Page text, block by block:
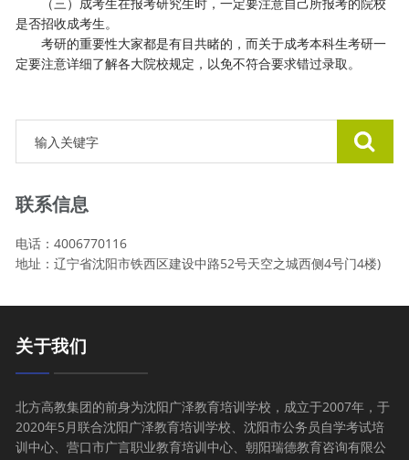
（三）成考生在报考研究生时，一定要注意自己所报考的院校
是否招收成考生。
考研的重要性大家都是有目共睹的，而关于成考本科生考研一
定要注意详细了解各大院校规定，以免不符合要求错过录取。
联系信息
电话：4006770116
地址：辽宁省沈阳市铁西区建设中路52号天空之城西侧4号门4楼)
关于我们
北方高教集团的前身为沈阳广泽教育培训学校，成立于2007年，于
2020年5月联合沈阳广泽教育培训学校、沈阳市公务员自学考试培
训中心、营口市广言职业教育培训中心、朝阳瑞德教育咨询有限公